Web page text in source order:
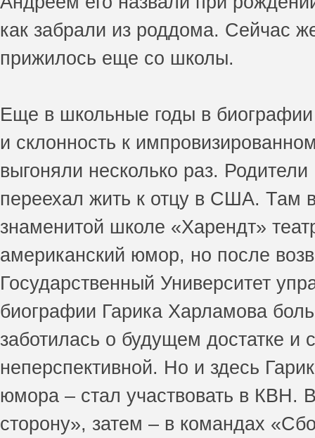
как забрали из роддома. Сейчас
прижилось еще со школы.
Еще в школьные годы в
и склонность к
выгоняли несколько раз.
переехал жить к отцу в США. Там
знаменитой школе «Харендт»
американский юмор, но после
Государственный Университет
биографии Гарика Харламова
заботилась о будущем достатке и
неперспективной. Но и здесь
юмора – стал участвовать в КВН.
сторону», затем – в командах